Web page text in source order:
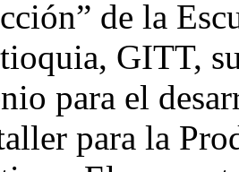
de la
GITT,
para el
para la